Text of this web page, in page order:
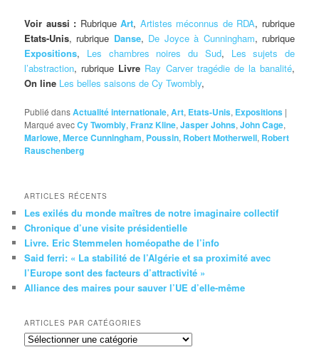
Voir aussi : RubriqueArt, Artistes méconnus de RDA, rubrique
Etats-Unis, rubrique Danse, De Joyce à Cunningham, rubrique
Expositions, Les chambres noires du Sud, Les sujets de
l’abstraction, rubrique Livre Ray Carver tragédie de la banalité,
On line Les belles saisons de Cy Twombly,
Publié dansActualité internationale,Art, Etats-Unis, Expositions |
Marqué avecCy Twombly,Franz Kline,Jasper Johns,John Cage,
Marlowe,Merce Cunningham, Poussin, Robert Motherwell, Robert
Rauschenberg
ARTICLES RÉCENTS
Les exilés du monde maîtres de notre imaginaire collectif
Chronique d’une visite présidentielle
Livre. Eric Stemmelen homéopathe de l’info
Said ferri: « La stabilité de l’Algérie et sa proximité avec
l’Europe sont des facteurs d’attractivité »
Alliance des maires pour sauver l’UE d’elle-même
ARTICLES PAR CATÉGORIES
Articles